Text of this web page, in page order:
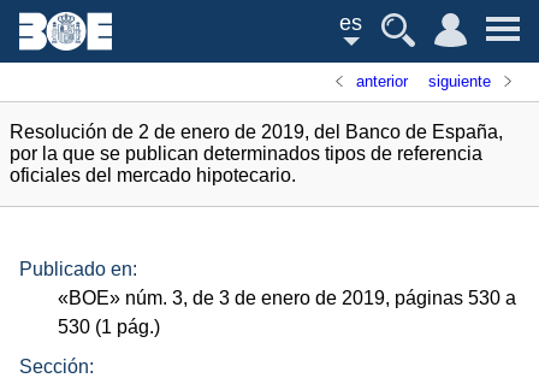
es
anterior siguiente
Resolución de 2 de enero de 2019, del Banco de España,
por la que se publican determinados tipos de referencia
oficiales del mercado hipotecario.
Publicado en:
«BOE» núm. 3, de 3 de enero de 2019, páginas 530 a
530 (1 pág.)
Sección: